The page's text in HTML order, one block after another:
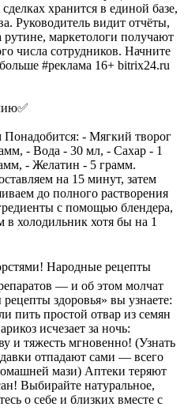
хранится в единой базе,
Руководитель видит отчёты,
маркетологи получают
числа сотрудников. Начните
#реклама 16+ bitrix24.ru
- Мягкий творог
- Вода - 30 мл, - Сахар - 1
- Желатин - 5 грамм.
на 15 минут, затем
до полного растворения
с помощью блендера,
холодильник хотя бы на 1
Народные рецепты
— и об этом молчат
здоровья» вы узнаете:
пить простой отвар из семян
исчезает за ночь:
и тяжесть мгновенно! (Узнать
отпадают сами — всего
мази) Аптеки теряют
Выбирайте натуральное,
о себе и близких вместе с